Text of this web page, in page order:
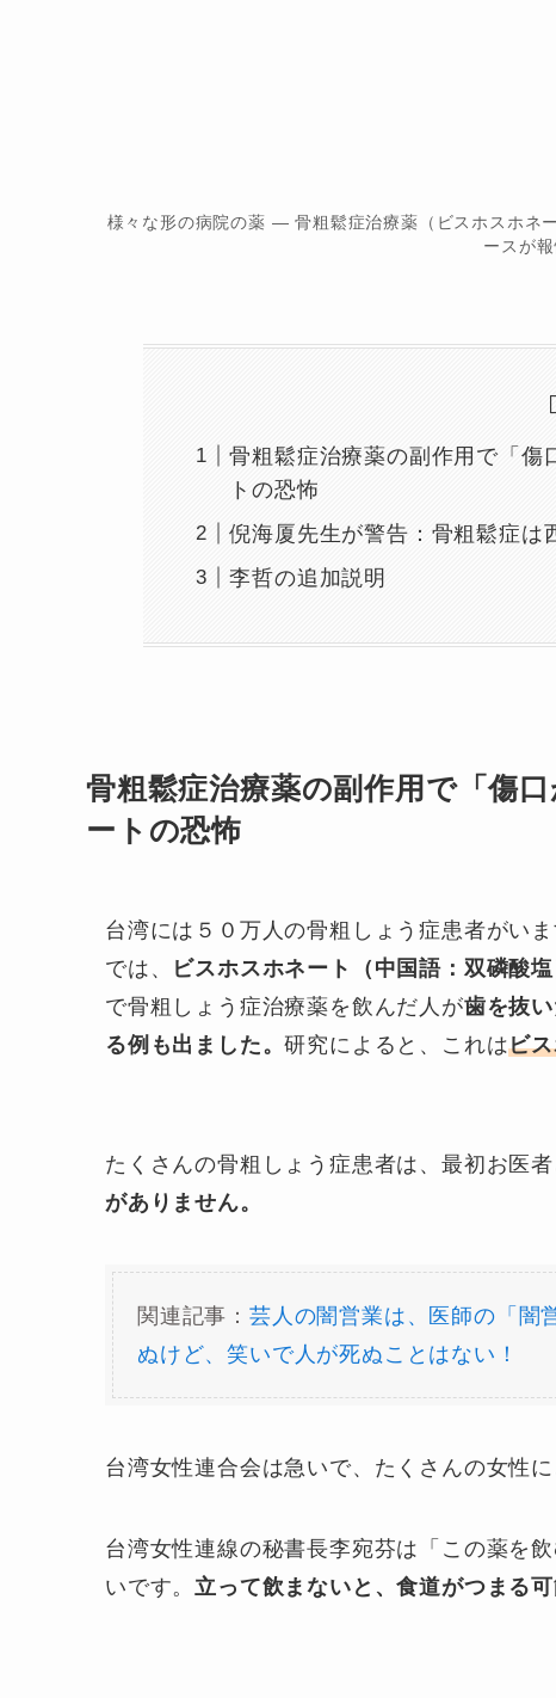
様々な形の病院の薬 — 骨粗鬆症治療薬（ビスホスホネ
ースが報
骨粗鬆症治療薬の副作用で「傷
トの恐怖
倪海厦先生が警告：骨粗鬆症は
李哲の追加説明
骨粗鬆症治療薬の副作用で「傷
ートの恐怖
台湾には５０万人の骨粗しょう症患者がい
では、
ビスホスホネート（中国語：双磷酸塩
で骨粗しょう症治療薬を飲んだ人が歯を抜
る例も出ました。研究によると、これはビ
たくさんの骨粗しょう症患者は、最初お医者
がありません。
関連記事： 芸人の闇営業は、医師の「闇
ぬけど、笑いで人が死ぬことはない！
台湾女性連合会は急いで、たくさんの女性
台湾女性連線の秘書長李宛芬は「この薬を
いです。立って飲まないと、食道がつまる